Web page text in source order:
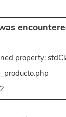
property: